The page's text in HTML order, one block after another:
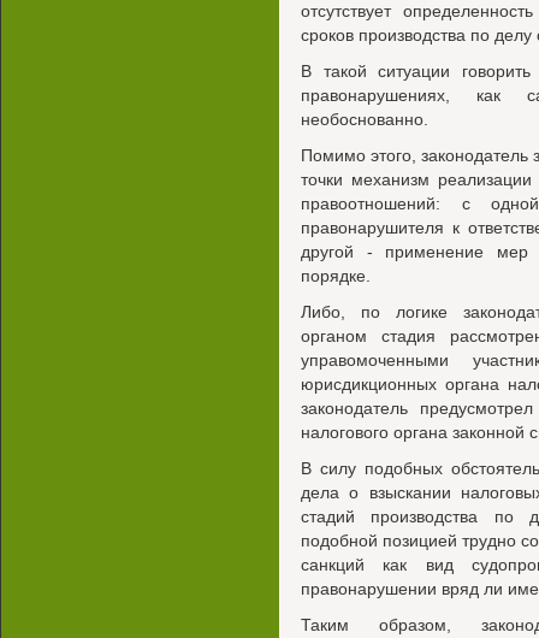
отсутствует
сроков производства по
В такой ситуации
правонарушениях, как
необоснованно.
Помимо этого, законодатель
точки механизм
правоотношений: с
правонарушителя к
другой - применение мер
порядке.
Либо, по логике
органом стадия
управомоченными
юрисдикционных органа
законодатель
налогового органа законной
В силу подобных
дела о взыскании
стадий производства по
подобной позицией трудно
санкций как вид
правонарушении вряд ли
Таким образом,